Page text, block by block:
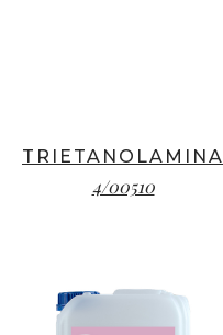
TRIETANOLAMINA
4/00510